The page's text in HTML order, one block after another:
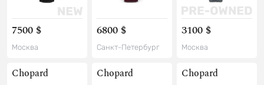
7500 $
Москва
6800 $
Санкт-Петербург
3100 $
Москва
Chopard Chopard Chopard